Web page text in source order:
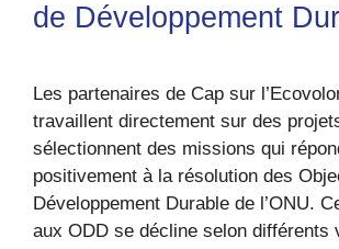
de Développement
Les partenaires de Cap sur
travaillent directement sur des
sélectionnent des missions qui
positivement à la résolution des
Développement Durable de l’ONU.
aux ODD se décline selon différents